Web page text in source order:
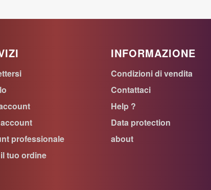
professionale
tuo ordine
INFORMAZIONE
Condizioni di vendita
Contattaci
Help ?
Data protection
about